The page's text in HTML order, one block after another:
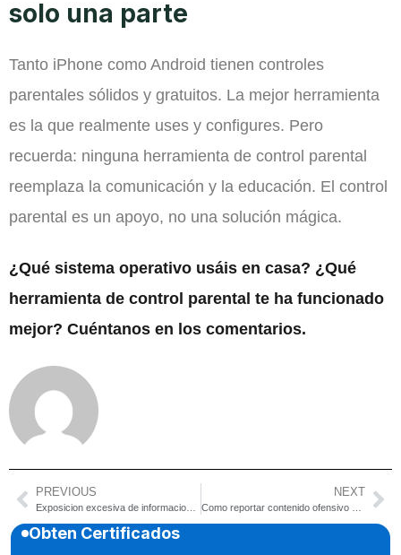
solo una parte
Tanto iPhone como Android tienen controles
parentales sólidos y gratuitos. La mejor herramienta
es la que realmente uses y configures. Pero
recuerda: ninguna herramienta de control parental
reemplaza la comunicación y la educación. El control
parental es un apoyo, no una solución mágica.
¿Qué sistema operativo usáis en casa? ¿Qué
herramienta de control parental te ha funcionado
mejor? Cuéntanos en los comentarios.
PREVIOUS NEXT
Obten Certificados